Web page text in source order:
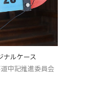
ナルケース
中記推進委員会